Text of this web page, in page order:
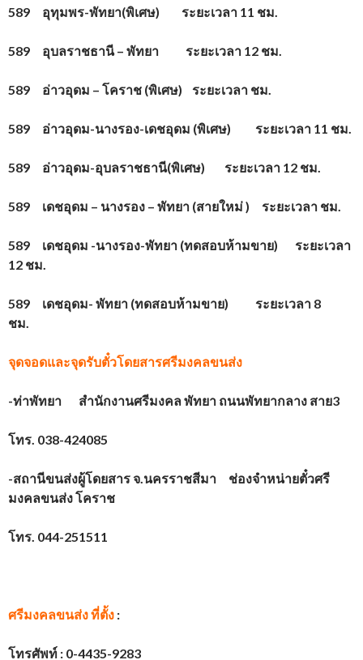
589 อุทุมพร-พัทยา(พิเศษ) ระยะเวลา 11 ชม.
589 อุบลราชธานี – พัทยา ระยะเวลา 12 ชม.
589 อ่าวอุดม – โคราช (พิเศษ) ระยะเวลา ชม.
589 อ่าวอุดม-นางรอง-เดชอุดม (พิเศษ) ระยะเวลา 11 ชม.
589 อ่าวอุดม-อุบลราชธานี(พิเศษ) ระยะเวลา 12 ชม.
589 เดชอุดม – นางรอง – พัทยา (สายใหม่ ) ระยะเวลา ชม.
589 เดชอุดม -นางรอง-พัทยา (ทดสอบห้ามขาย) ระยะเวลา
12 ชม.
589 เดชอุดม- พัทยา (ทดสอบห้ามขาย) ระยะเวลา 8
ชม.
จุดจอดและจุดรับตั๋วโดยสารศรีมงคลขนส่ง
-ท่าพัทยา สำนักงานศรีมงคล พัทยา ถนนพัทยากลาง สาย3
โทร. 038-424085
-สถานีขนส่งผู้โดยสาร จ.นครราชสีมา ช่องจำหน่ายตั๋วศรี
มงคลขนส่ง โคราช
โทร. 044-251511
ศรีมงคลขนส่ง ที่ตั้ง :
โทรศัพท์ : 0-4435-9283